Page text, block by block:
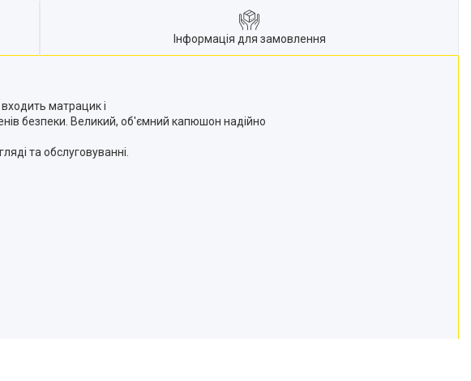
Інформація для замовлення
матрацик і
безпеки. Великий, об'ємний капюшон надійно
та обслуговуванні.